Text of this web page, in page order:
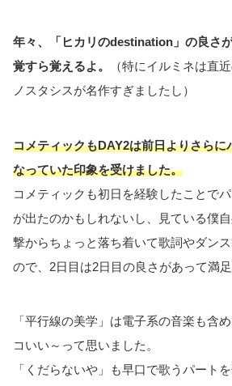
年々、「ヒカリのdestination」の良さ
覚すら覚えるよ。
（特にイルミネは直
ノスタシスが名作すぎましたし）
コメティックもDAY2は前日よりさらに
なっていた印象を受けました。
コメティックも初日を経験したことで
が出たのかもしれないし、見ている僕
撃からちょっと落ち着いて歌詞やダン
ので、2日目は2日目の良さがあって満足
「平行線の美学」は電子系の音楽も含
コいい～って思いました。
「くだらないや」も早口で歌うパート